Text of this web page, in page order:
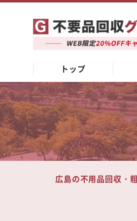
トップ
広島の不用品回収・